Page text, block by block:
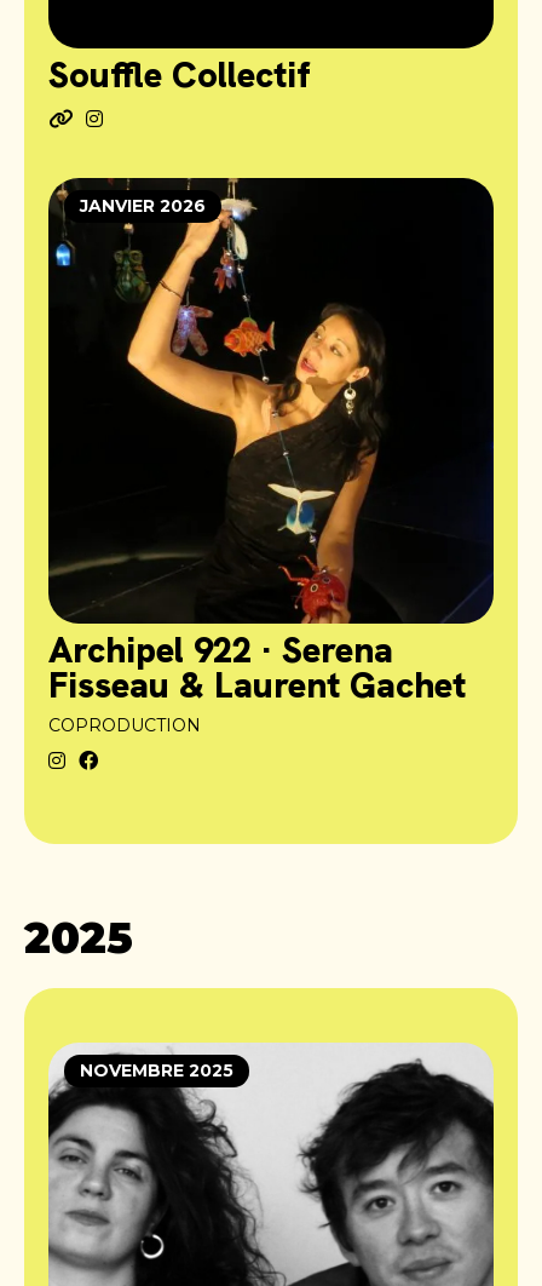
Souffle Collectif
Archipel 922 · Serena
Fisseau & Laurent Gachet
COPRODUCTION
JANVIER 2026
2025
NOVEMBRE 2025